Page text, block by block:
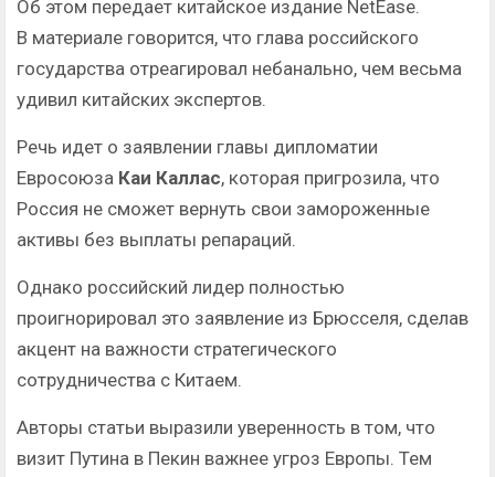
Об этом передает китайское издание NetEase.
В материале говорится, что глава российского
государства отреагировал небанально, чем весьма
удивил китайских экспертов.
Речь идет о заявлении главы дипломатии
Евросоюза Каи Каллас, которая пригрозила, что
Россия не сможет вернуть свои замороженные
активы без выплаты репараций.
Однако российский лидер полностью
проигнорировал это заявление из Брюсселя, сделав
акцент на важности стратегического
сотрудничества с Китаем.
Авторы статьи выразили уверенность в том, что
визит Путина в Пекин важнее угроз Европы. Тем